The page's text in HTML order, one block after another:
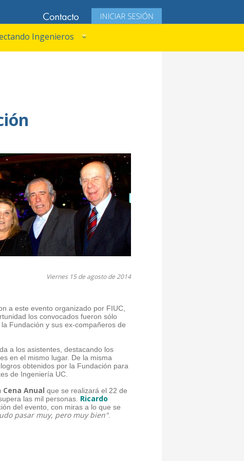
Ingenieros
»
Viernes 15 de agosto de 2014
a este evento organizado por FIUC,
los convocados fueron sólo
Fundación y sus ex-compañeros de
a los asistentes, destacando los
en el mismo lugar. De la misma
logros obtenidos por la Fundación para
de Ingeniería UC.
Anual que se realizará el 22 de
las mil personas. Ricardo
del evento, con miras a lo que se
pasar muy, pero muy bien".